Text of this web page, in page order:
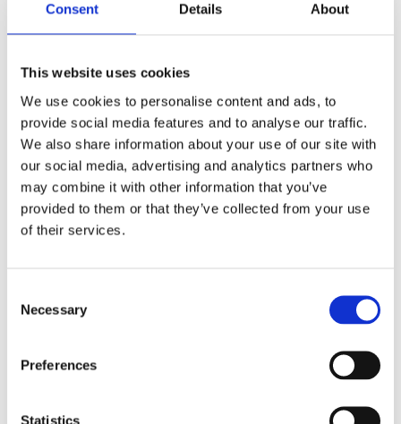
Consent Details About
This website uses cookies
We use cookies to personalise content and ads, to
provide social media features and to analyse our traffic.
We also share information about your use of our site with
our social media, advertising and analytics partners who
may combine it with other information that you’ve
provided to them or that they’ve collected from your use
of their services.
Selection
Necessary
Preferences
Statistics
pedagoger.
Different Design - Naturligt, äkta och handgjort.
Produkterna är handgjorda och därför inte helt
identiska.
Det kan förekomma mindre variationer på
storlekar, mönster och färger.
Visa alla produkter från Different Design
RELATERADE PRODUKTER